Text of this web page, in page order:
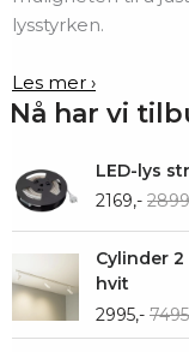
lysstyrken.
Les mer ›
Nå har vi
LED-lys
2169,-
Cylinder
hvit
2995,-